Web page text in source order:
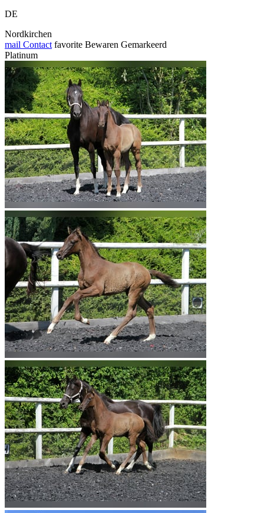
DE
Nordkirchen
mail Contact favorite Bewaren Gemarkeerd
Platinum